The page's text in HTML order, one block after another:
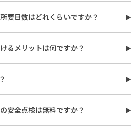
。詳しくは店舗スタッフまでお気軽に
不備があると受検できないため、お越
ください。
要日数はどれくらいですか？
要日数は車両の状態や整備内容、混雑
配が必要な場合には数日かかることも
め、詳しくは詳しくは店舗スタッフま
。
るメリットは何ですか？
るメリットは、必要な整備を事前に把
が対応をおこなう点です。 ・プロの
換が必要な部品を精査します。交換
で納得・安心して車検を受けられま
ンスメニューがお得。 ・代車の貸し出
車検中の車移動も安心。 ・アプリやメ
後のアフターフォローも充実。 詳しく
車の状態を確認し、交換や整備が必要
料の点検サービスです。タイヤ館 勝田
車検の見積もりが受けられるため、車
利用するのがおすすめです。詳しくは
安全点検は無料ですか？
の基本的な安全点検を無料で実施して